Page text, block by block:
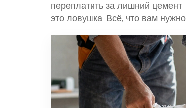
переплатить за лишний
это ловушка. Всё, что вам